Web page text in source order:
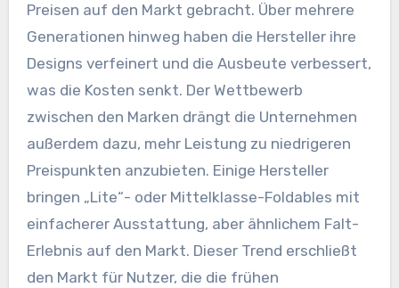
Preisen auf den Markt gebracht. Über mehrere
Generationen hinweg haben die Hersteller ihre
Designs verfeinert und die Ausbeute verbessert,
was die Kosten senkt. Der Wettbewerb
zwischen den Marken drängt die Unternehmen
außerdem dazu, mehr Leistung zu niedrigeren
Preispunkten anzubieten. Einige Hersteller
bringen „Lite“- oder Mittelklasse-Foldables mit
einfacherer Ausstattung, aber ähnlichem Falt-
Erlebnis auf den Markt. Dieser Trend erschließt
den Markt für Nutzer, die die frühen